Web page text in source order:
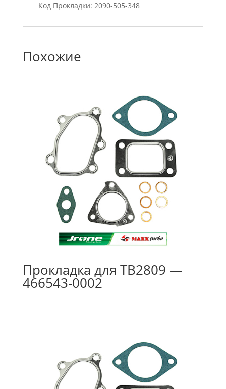
Код Прокладки: 2090-505-348
Похожие
Прокладка для TB2809 —
466543-0002